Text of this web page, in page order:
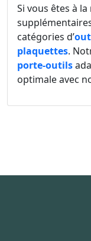
Si vous êtes à
catégories d’
plaquettes.
porte-outils
optimale avec